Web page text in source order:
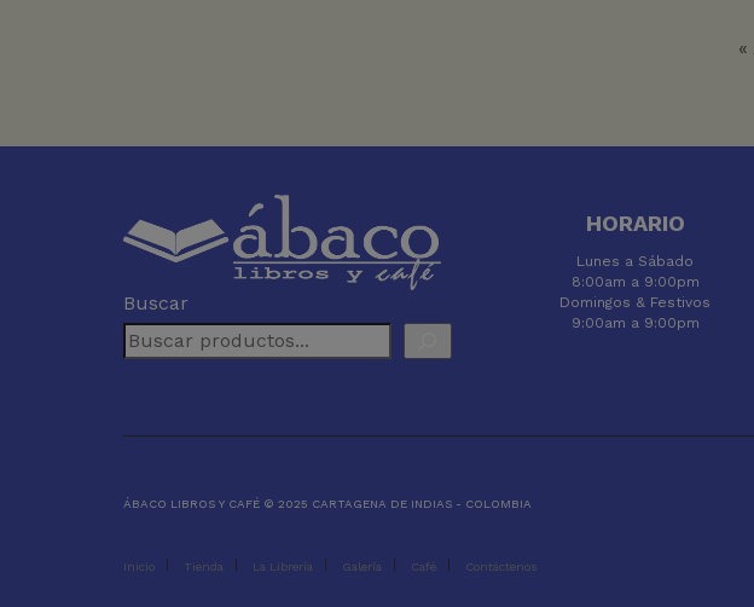
Buscar
HORARIO
Lunes a Sábado
8:00am a 9:00pm
Domingos & Festivos
9:00am a 9:00pm
ÁBACO LIBROS Y CAFÉ © 2025 CARTAGENA DE INDIAS - COLOMBIA
Inicio Tienda La Librería Galería Café Contáctenos